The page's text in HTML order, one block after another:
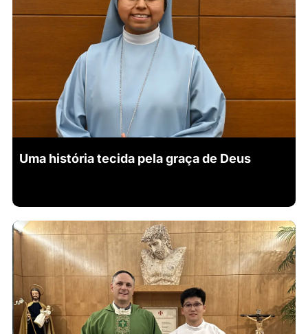
Uma história tecida pela graça de Deus